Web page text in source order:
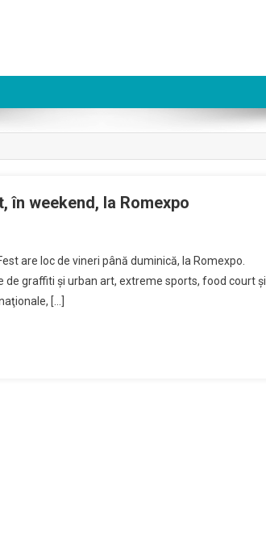
în weekend, la Romexpo
are loc de vineri până duminică, la Romexpo.
de graffiti şi urban art, extreme sports, food court şi
[…]